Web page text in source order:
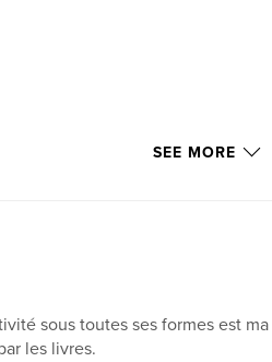
SEE MORE
sous toutes ses formes est
les livres.